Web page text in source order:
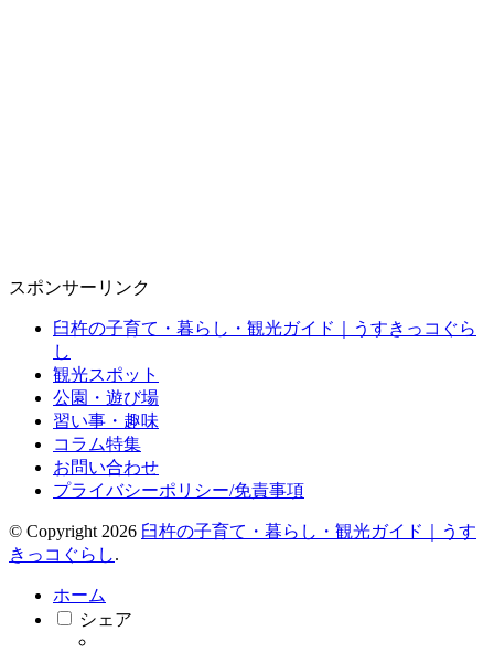
スポンサーリンク
臼杵の子育て・暮らし・観光ガイド｜うすきっコぐら
し
観光スポット
公園・遊び場
習い事・趣味
コラム特集
お問い合わせ
プライバシーポリシー/免責事項
© Copyright 2026 臼杵の子育て・暮らし・観光ガイド｜うす
きっコぐらし.
ホーム
シェア